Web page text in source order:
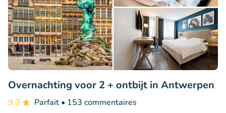
Overnachting voor 2 + ontbijt in Antwerpen
9.3 Parfait • 153 commentaires